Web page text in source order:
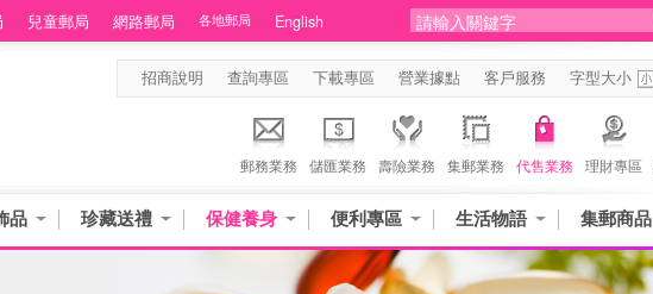
兒童郵局 網路郵局 各地郵局 English
招商說明 查詢專區 下載專區 營業據點 客戶服務 字型大小
郵務業務 儲匯業務 壽險業務 集郵業務 代售業務 理財專區
品 珍藏送禮 保健養身 便利專區 生活物語 集郵商品